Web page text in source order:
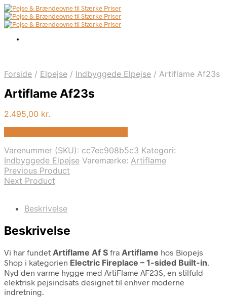
Forside / Elpejse / Indbyggede Elpejse / Artiflame Af23s
Artiflame Af23s
2.495,00 kr.
Varenummer (SKU): cc7ec908b5c3 Kategori:
Indbyggede Elpejse Varemærke: Artiflame
Previous Product
Next Product
Beskrivelse
Beskrivelse
Vi har fundet Artiflame Af S fra Artiflame hos Biopejs
Shop i kategorien Electric Fireplace – 1-sided Built-in.
Nyd den varme hygge med ArtiFlame AF23S, en stilfuld
elektrisk pejsindsats designet til enhver moderne
indretning.